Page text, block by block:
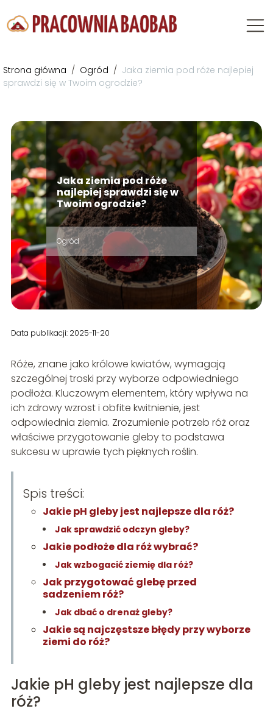
Strona główna / Ogród / Jaka ziemia pod róże najlepiej
sprawdzi się w Twoim ogrodzie?
Jaka ziemia pod róże
najlepiej sprawdzi się w
Twoim ogrodzie?
Ogród
Data publikacji: 2025-11-20
Róże, znane jako królowe kwiatów, wymagają
szczególnej troski przy wyborze odpowiedniego
podłoża. Kluczowym elementem, który wpływa na
ich zdrowy wzrost i obfite kwitnienie, jest
odpowiednia ziemia. Zrozumienie potrzeb róż oraz
właściwe przygotowanie gleby to podstawa
sukcesu w uprawie tych pięknych roślin.
Spis treści:
Jakie pH gleby jest najlepsze dla róż?
Jak sprawdzić odczyn gleby?
Jakie podłoże dla róż wybrać?
Jak wzbogacić ziemię dla róż?
Jak przygotować glebę przed
sadzeniem róż?
Jak dbać o drenaż gleby?
Jakie są najczęstsze błędy przy wyborze
ziemi do róż?
Jakie pH gleby jest najlepsze dla
róż?